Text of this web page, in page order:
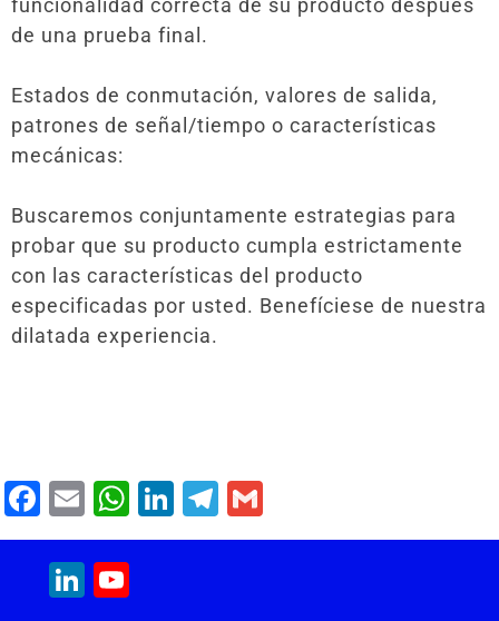
funcionalidad correcta de su producto después
de una prueba final.
Estados de conmutación, valores de salida,
patrones de señal/tiempo o características
mecánicas:
Buscaremos conjuntamente estrategias para
probar que su producto cumpla estrictamente
con las características del producto
especificadas por usted. Benefíciese de nuestra
dilatada experiencia.
F
a
c
e
E
m
ai
W
h
Li
n
T
el m
LinkedIn